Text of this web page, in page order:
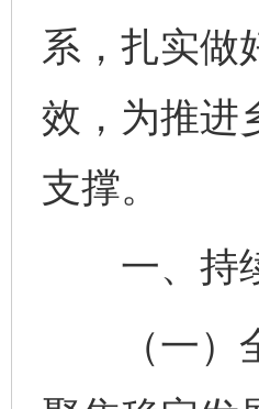
系，扎实做
效，为推进
支撑。
一、持续
（一）全